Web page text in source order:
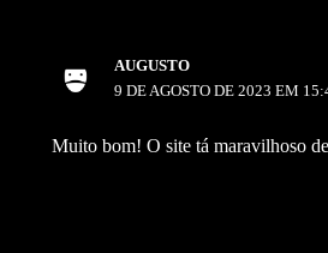
AUGUSTO
9 DE AGOSTO DE 2023 EM
Muito bom! O site tá maravilhoso